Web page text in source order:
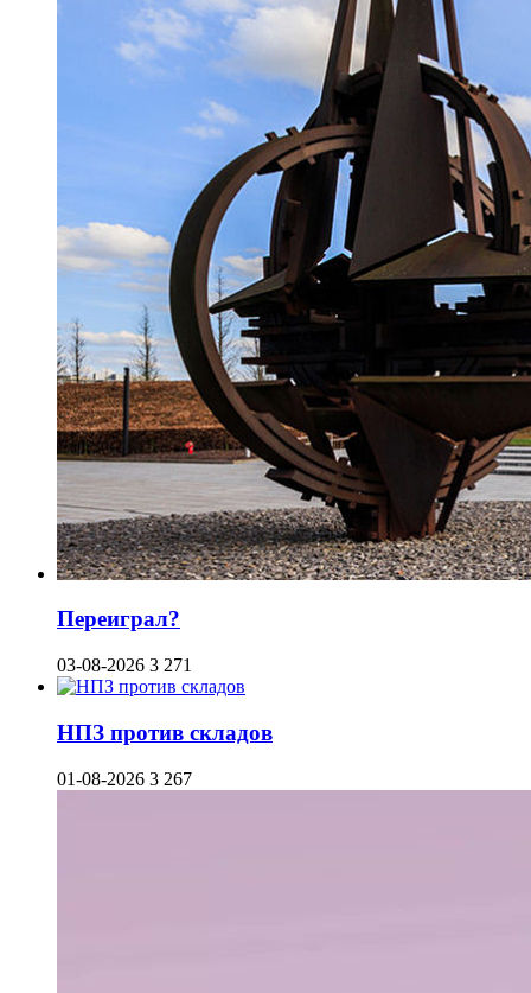
Переиграл?
03-08-2026 3 271
НПЗ против складов
01-08-2026 3 267